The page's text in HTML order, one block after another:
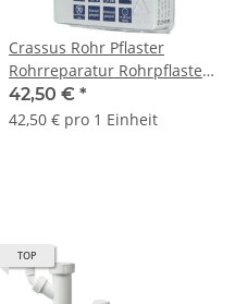
Crassus Rohr Pflaster
Rohrreparatur Rohrpflaster
Lochreparatur CRP 10/15
42,50 € *
42,50 € pro 1 Einheit
TOP